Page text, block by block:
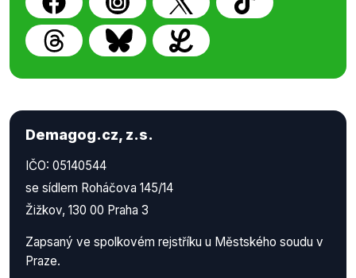
Demagog.cz, z.s.
IČO: 05140544
se sídlem Roháčova 145/14
Žižkov, 130 00 Praha 3
Zapsaný ve spolkovém rejstříku u Městského soudu v
Praze.